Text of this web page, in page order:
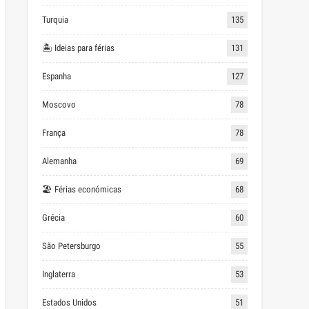
Turquia 135
🏝 Ideias para férias 131
Espanha 127
Moscovo 78
França 78
Alemanha 69
🏖 Férias económicas 68
Grécia 60
São Petersburgo 55
Inglaterra 53
Estados Unidos 51